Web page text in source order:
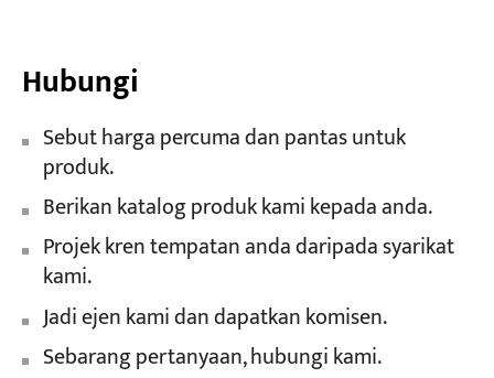
Hubungi
Sebut harga percuma dan pantas untuk
produk.
Berikan katalog produk kami kepada anda.
Projek kren tempatan anda daripada syarikat
kami.
Jadi ejen kami dan dapatkan komisen.
Sebarang pertanyaan, hubungi kami.